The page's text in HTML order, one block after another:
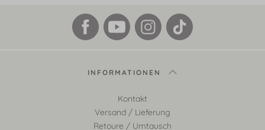
INFORMATIONEN
Kontakt
Versand / Lieferung
Retoure / Umtausch